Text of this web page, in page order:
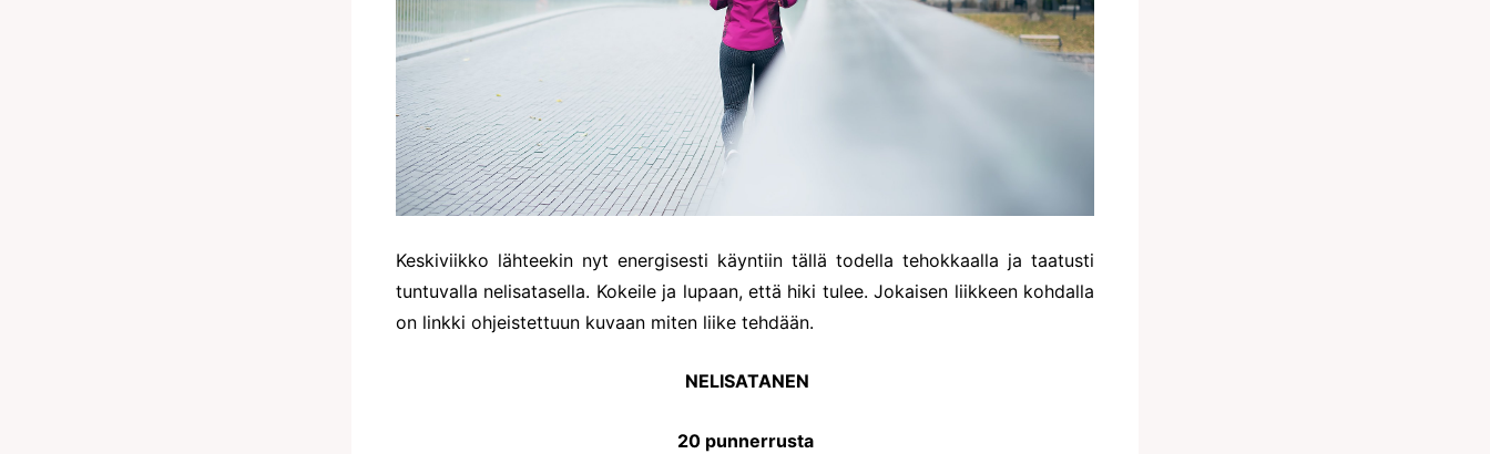
Keskiviikko lähteekin nyt energisesti käyntiin tällä todella tehokkaalla ja taatusti
tuntuvalla nelisatasella. Kokeile ja lupaan, että hiki tulee. Jokaisen liikkeen kohdalla
on linkki ohjeistettuun kuvaan miten liike tehdään.
NELISATANEN
20 punnerrusta